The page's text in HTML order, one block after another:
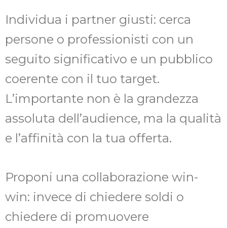
Individua i partner giusti: cerca
persone o professionisti con un
seguito significativo e un pubblico
coerente con il tuo target.
L’importante non è la grandezza
assoluta dell’audience, ma la qualità
e l’affinità con la tua offerta.
Proponi una collaborazione win-
win: invece di chiedere soldi o
chiedere di promuovere